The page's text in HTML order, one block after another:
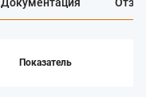
Показатель